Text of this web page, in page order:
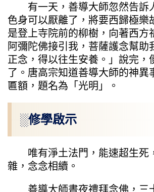
有一天，善導大師忽然告訴
色身可以厭離了，將要西歸極樂
是登上寺院前的柳樹，向著西方
阿彌陀佛接引我，菩薩護念幫助
正念，得以往生安養。」說完，
了。唐高宗知道善導大師的神異
匾額，題名為「光明」。
░修學啟示
唯有淨土法門，能速超生死
雜，念念相續。
善導大師晝夜禮拜念佛，三